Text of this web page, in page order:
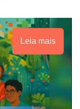
Leia mais